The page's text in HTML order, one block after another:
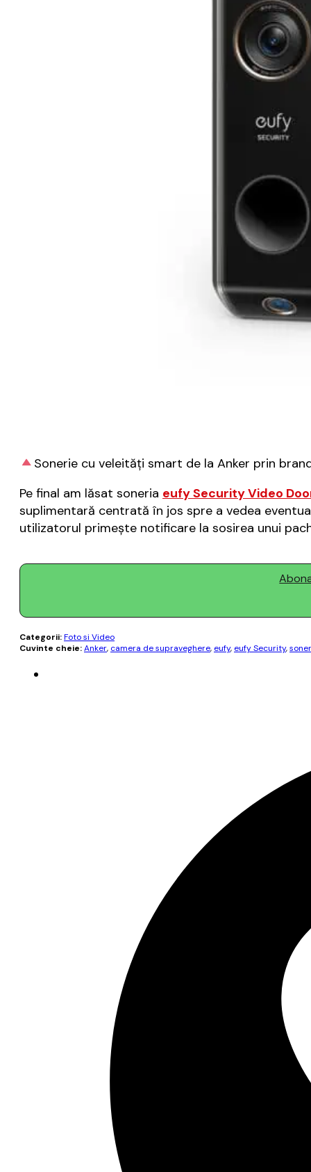
Sonerie cu veleități smart de la Anker prin
Pe final am lăsat soneria eufy Security Video
suplimentară centrată în jos spre a vedea
utilizatorul primește notificare la sosirea unui
Categorii:Foto si Video
Cuvinte cheie:Anker, camera de supraveghere, eufy, eufy Security,